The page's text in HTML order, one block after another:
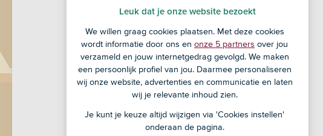
ASN Duurzaam
Mixfonds Offensief
Handelskoers
NAV
Leuk dat je onze website bezoekt
We willen graag cookies plaatsen. Met deze cookies
wordt informatie door ons en onze 5 partners over jou
verzameld en jouw internetgedrag gevolgd. We maken
een persoonlijk profiel van jou. Daarmee personaliseren
wij onze website, advertenties en communicatie en laten
wij je relevante inhoud zien.
Je kunt je keuze altijd wijzigen via 'Cookies instellen'
onderaan de pagina.